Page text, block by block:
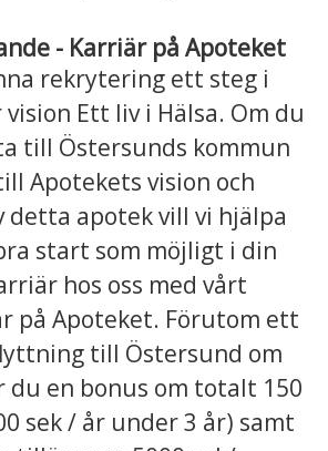
- Karriär på Apoteket
rekrytering ett steg i
Ett liv i Hälsa. Om du
till Östersunds kommun
Apotekets vision och
detta apotek vill vi hjälpa
start som möjligt i din
hos oss med vårt
på Apoteket. Förutom ett
till Östersund om
du en bonus om totalt 150
sek / år under 3 år) samt